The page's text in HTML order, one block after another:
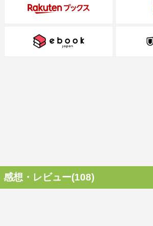
感想・レビュー(108)